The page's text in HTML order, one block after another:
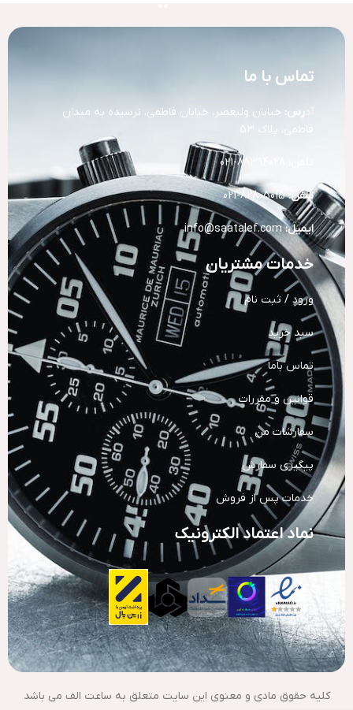
تماس با ما
رس: خیابان ولیعصر، خیابان فاطمی، نرسیده به میدان
فاطمی، پلاک 53
تلفن:82805015-021
ایمیل: info@saatalef.com
خدمات مشتریان
ورود / ثبت نام
سبد خرید
تماس باما
قوانین و مقررات
سفارشات من
پیگیری سفارش
خدمات پس از فروش
نماد اعتماد الکترونیک
کلیه حقوق مادی و معنوی این سایت متعلق به ساعت الف می باشد